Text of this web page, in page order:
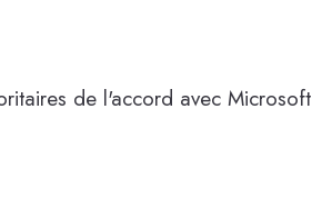
de l'accord avec